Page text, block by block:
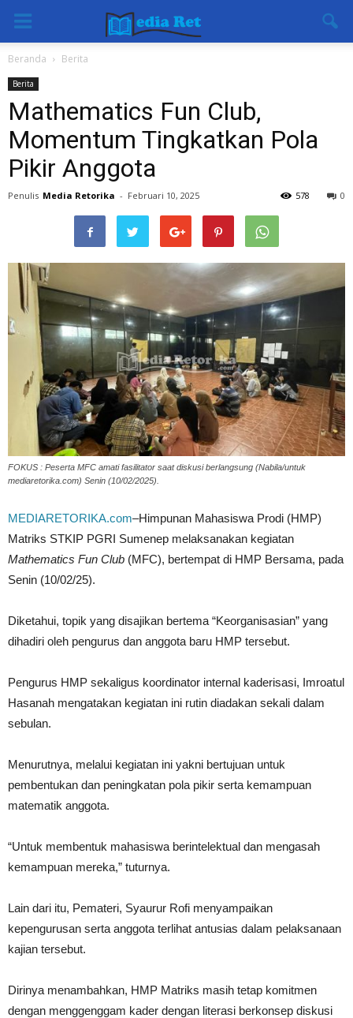
Beranda Berita
Berita
Mathematics Fun Club,
Momentum Tingkatkan Pola
Pikir Anggota
Penulis Media Retorika - Februari 10, 2025 0
578
FOKUS : Peserta MFC amati fasilitator saat diskusi berlangsung (Nabila/untuk
mediaretorika.com) Senin (10/02/2025).
MEDIARETORIKA.com–Himpunan Mahasiswa Prodi (HMP)
Matriks STKIP PGRI Sumenep melaksanakan kegiatan
Mathematics Fun Club (MFC), bertempat di HMP Bersama, pada
Senin (10/02/25).
Diketahui, topik yang disajikan bertema “Keorganisasian” yang
dihadiri oleh pengurus dan anggota baru HMP tersebut.
Pengurus HMP sekaligus koordinator internal kaderisasi, Imroatul
Hasanah mengatakan kegiatan ini rutin diadakan sekali dalam
sebulan.
Menurutnya, melalui kegiatan ini yakni bertujuan untuk
pembentukan dan peningkatan pola pikir serta kemampuan
matematik anggota.
“Untuk membentuk mahasiswa berintelektual dan mengasah
kemampuan mereka,” tuturnya.
Lain dari itu, Pemateri, Syaurur Rofi menyampaikan
kepengurusan serta anggota terlihat antusias dalam pelaksanaan
kajian tersebut.
Dirinya menambahkan, HMP Matriks masih tetap komitmen
dengan menggenggam kader dengan literasi berkonsep diskusi